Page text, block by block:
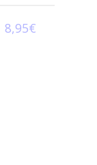
8,95€